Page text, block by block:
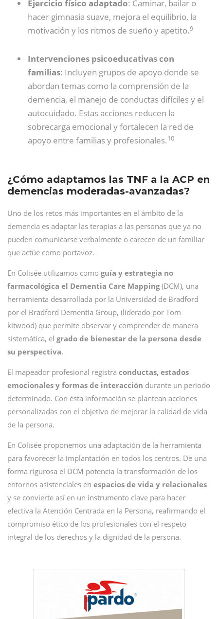
Ejercicio físico adaptado: Caminar, bailar o
hacer gimnasia suave, mejora el equilibrio, la
motivación y los ritmos de sueño y apetito.9
Intervenciones psicoeducativas con
familias: Incluyen grupos de apoyo donde se
abordan temas como la comprensión de la
demencia, el manejo de conductas difíciles y el
autocuidado. Estas acciones reducen la
sobrecarga emocional y fortalecen la red de
apoyo entre familias y profesionales.10
¿Cómo adaptamos las TNF a la ACP en
demencias moderadas-avanzadas?
Uno de los retos más importantes en el ámbito de la
demencia es adaptar las terapias a las personas que ya no
pueden comunicarse verbalmente o carecen de un familiar
que actúe como portavoz.
En Colisée utilizamos como guía y estrategia no
farmacológica el Dementia Care Mapping(DCM), una
herramienta desarrollada por la Universidad de Bradford
por el Bradford Dementia Group, (liderado por Tom
kitwood) que permite observar y comprender de manera
sistemática, el grado de bienestar de la persona desde
su perspectiva.
El mapeador profesional registra conductas, estados
emocionales y formas de interacción durante un periodo
determinado. Con ésta información se plantean acciones
personalizadas con el objetivo de mejorar la calidad de vida
de la persona.
En Colisée proponemos una adaptación de la herramienta
para favorecer la implantación en todos los centros. De una
forma rigurosa el DCM potencia la transformación de los
entornos asistenciales en espacios de vida y relacionales
y se convierte así en un instrumento clave para hacer
efectiva la Atención Centrada en la Persona, reafirmando el
compromiso ético de los profesionales con el respeto
integral de los derechos y la dignidad de la persona.